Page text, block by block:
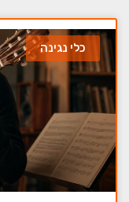
כלי נגינה